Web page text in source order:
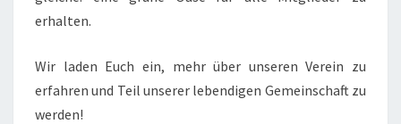
erhalten.
Wir laden Euch ein, mehr über unseren Verein zu
erfahren und Teil unserer lebendigen Gemeinschaft zu
werden!